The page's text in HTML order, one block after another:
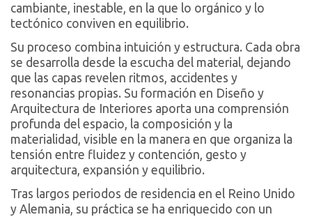
cambiante, inestable, en la que lo orgánico y lo
tectónico conviven en equilibrio.
Su proceso combina intuición y estructura. Cada obra
se desarrolla desde la escucha del material, dejando
que las capas revelen ritmos, accidentes y
resonancias propias. Su formación en Diseño y
Arquitectura de Interiores aporta una comprensión
profunda del espacio, la composición y la
materialidad, visible en la manera en que organiza la
tensión entre fluidez y contención, gesto y
arquitectura, expansión y equilibrio.
Tras largos periodos de residencia en el Reino Unido
y Alemania, su práctica se ha enriquecido con un